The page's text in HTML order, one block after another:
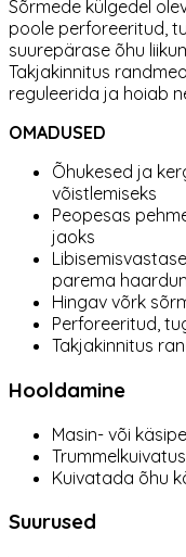
Sõrmede külgedel
poole perforeeritud,
suurepärase õhu
Takjakinnitus
reguleerida ja hoiab
OMADUSED
Õhukesed ja
võistlemiseks
Peopesas
jaoks
parema
Hingav võrk
Perforeeritud,
Takjakinnitus
Hooldamine
Masin- või
Kuivatada õhu
Suurused